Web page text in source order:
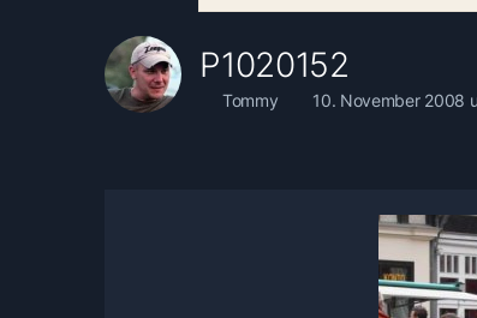
P1020152
Tommy 10. November 2008